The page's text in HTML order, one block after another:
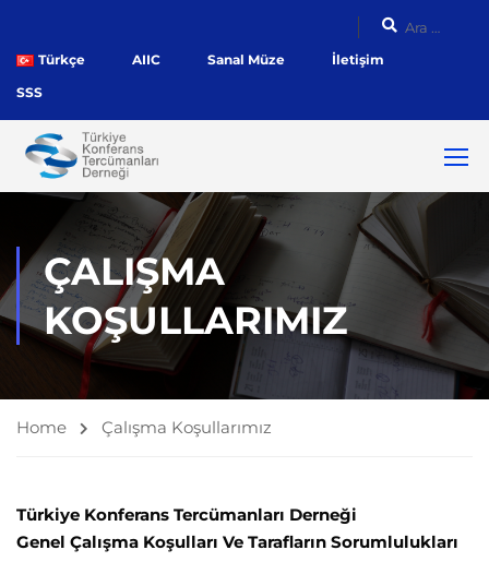
Türkçe AIIC Sanal Müze
İletişim
SSS
ÇALIŞMA
KOŞULLARIMIZ
Home Çalışma Koşullarımız
Türkiye Konferans Tercümanları Derneği
Genel Çalışma Koşulları Ve Tarafların Sorumlulukları